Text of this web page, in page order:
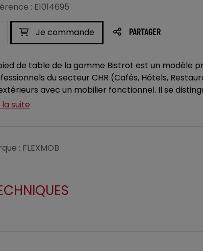
: E1014695
Je commande PARTAGER
de table de la gamme Bistrot est un modèle
du secteur CHR (Cafés, Hôtels,
avec un mobilier fonctionnel. Il se
la suite
: FLEXMOB